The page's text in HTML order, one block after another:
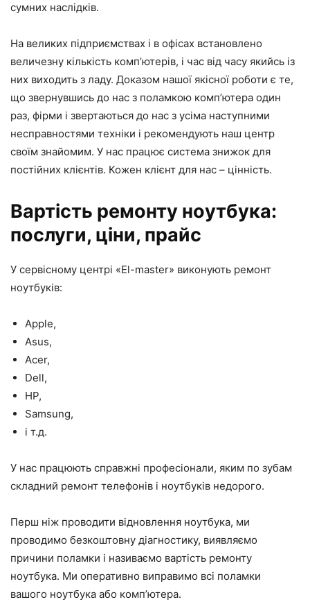
сумних наслідків.
На великих підприємствах і в офісах встановлено
величезну кількість комп’ютерів, і час від часу якийсь із
них виходить з ладу. Доказом нашої якісної роботи є те,
що звернувшись до нас з поламкою комп’ютера один
раз, фірми і звертаються до нас з усіма наступними
несправностями техніки і рекомендують наш центр
своїм знайомим. У нас працює система знижок для
постійних клієнтів. Кожен клієнт для нас – цінність.
Вартість ремонту ноутбука:
послуги, ціни, прайс
У сервісному центрі «El-master» виконують ремонт
ноутбуків:
Apple,
Asus,
Acer,
Dell,
HP,
Samsung,
і т.д.
У нас працюють справжні професіонали, яким по зубам
складний ремонт телефонів і ноутбуків недорого.
Перш ніж проводити відновлення ноутбука, ми
проводимо безкоштовну діагностику, виявляємо
причини поламки і називаємо вартість ремонту
ноутбука. Ми оперативно виправимо всі поламки
вашого ноутбука або комп’ютера.